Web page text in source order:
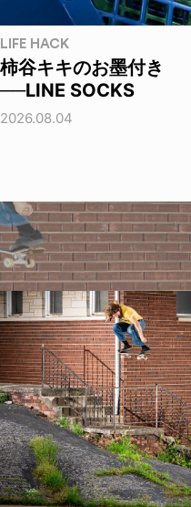
LIFE HACK
柿谷キキのお墨付き
──LINE SOCKS
2026.08.04